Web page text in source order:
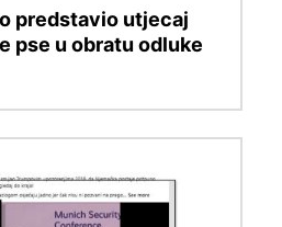
predstavio utjecaj
pse u obratu odluke